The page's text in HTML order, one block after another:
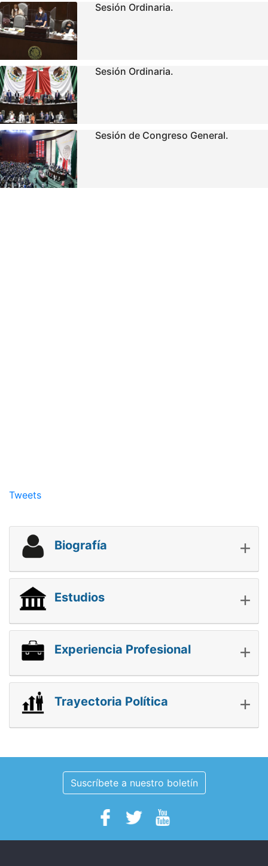
Sesión Ordinaria.
Sesión Ordinaria.
Sesión de Congreso General.
Tweets
Biografía +
Estudios +
Experiencia Profesional +
Trayectoria Política +
Suscríbete a nuestro boletín